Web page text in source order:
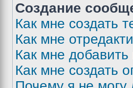
Создание
Как мне создать
Как мне
Как мне
Как мне создать